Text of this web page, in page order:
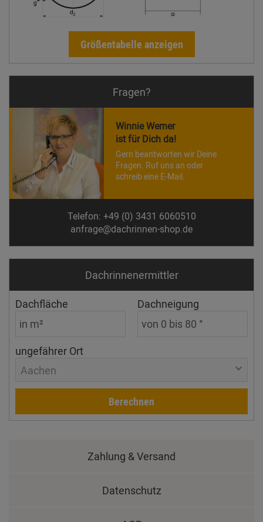
Größentabelle anzeigen
Fragen?
Winnie Werner
ist für Dich da!
Gern beantworten wir Deine
Fragen. Ruf uns an oder
schreib eine E-Mail.
Telefon: +49 (0) 3431 6060510
anfrage@dachrinnen-shop.de
Dachrinnen­ermittler
Dachfläche Dachneigung
ungefährer Ort
Aachen
Berechnen
Zahlung & Versand
Datenschutz